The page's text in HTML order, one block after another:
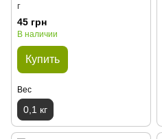
г
45 грн
В наличии
Купить
Вес
0,1 кг